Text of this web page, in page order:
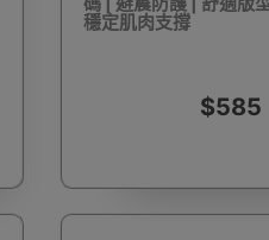
穩定肌肉支撐
$585